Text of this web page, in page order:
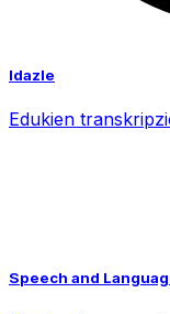
Idazle
Edukien
Speech and